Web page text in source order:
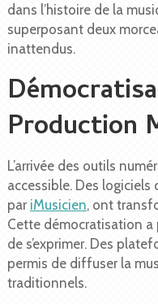
dans l’histoire de la
superposant deux
inattendus.
Production
L’arrivée des outils
accessible. Des
par iMusicien, ont
Cette démocratisation a
de s’exprimer. Des
permis de diffuser la
traditionnels.